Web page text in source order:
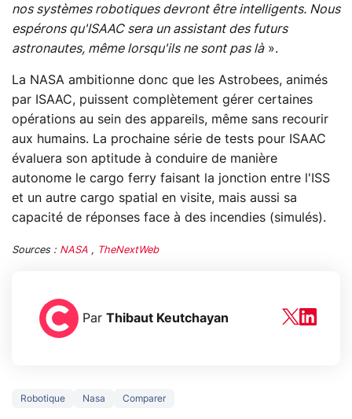
nos systèmes robotiques devront être intelligents. Nous
espérons qu'ISAAC sera un assistant des futurs
astronautes, même lorsqu'ils ne sont pas là».
La NASA ambitionne donc que les Astrobees, animés
par ISAAC, puissent complètement gérer certaines
opérations au sein des appareils, même sans recourir
aux humains. La prochaine série de tests pour ISAAC
évaluera son aptitude à conduire de manière
autonome le cargo ferry faisant la jonction entre l'ISS
et un autre cargo spatial en visite, mais aussi sa
capacité de réponses face à des incendies (simulés).
Sources : NASA , TheNextWeb
Par Thibaut Keutchayan
Robotique Nasa Comparer
3 écrans en 1 pour